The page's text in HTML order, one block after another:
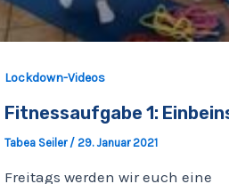
Lockdown-Videos
Fitnessaufgabe 1:
Tabea Seiler /29. Januar 2021
Freitags werden wir euch eine